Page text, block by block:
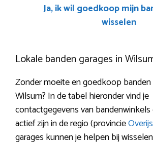
Ja, ik wil goedkoop mijn
wisselen
Lokale banden garages in
Zonder moeite en goedkoop banden
Wilsum? In de tabel hieronder vind je
contactgegevens van bandenwinkels
actief zijn in de regio (provincie
garages kunnen je helpen bij